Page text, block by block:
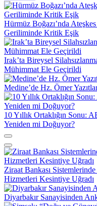
Hürmüz Boğazı’nda
Geriliminde Kritik Eşik
Irak’ta Bireysel
Mühimmat Ele Geçirildi
Medine’de Hz. Ömer
10 Yıllık Ortaklığın Sonu:
Yeniden mi Doğuyor?
Ziraat Bankası
Hizmetleri Kesintiye Uğradı
Diyarbakır Sanayisinden